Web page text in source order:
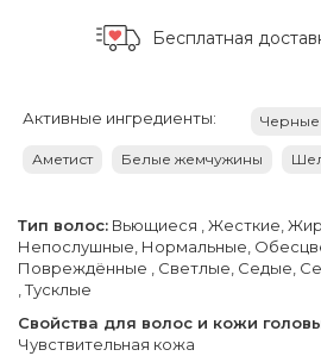
Бесплатная
Активные ингредиенты:
Аметист Белые жемчужины
Тип волос: Вьющиеся , Жесткие,
Непослушные, Нормальные,
Повреждённые , Светлые, Седые,
, Тусклые
Свойства для волос и кожи
Чувствительная кожа